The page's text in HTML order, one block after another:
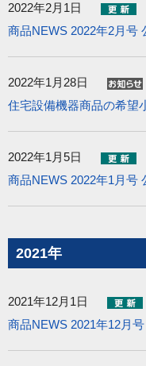
2022年2月1日
商品NEWS 2022年2月号
2022年1月28日
住宅設備機器商品の希望
2022年1月5日
商品NEWS 2022年1月号
2021年
2021年12月1日
商品NEWS 2021年12月